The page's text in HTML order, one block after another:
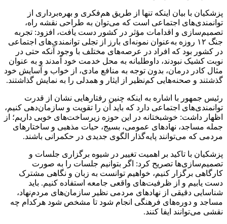
پزشکیان با بیان اینکه تنها از طریق هم‌فکری و بهره‌برداری از
توانمندی‌های اجتماعی است که می‌توان به طراحی نقشه راه،
تصمیم‌سازی و اقدامات مؤثر در کشور دست یافت، افزود: تجربه
جنگ ۱۲ روزه به‌عنوان نمونه‌ای بارز از تجلی توانمندی‌های اجتماعی
در کشور بود که افراد در عرصه‌های مختلف با وجود آنکه حتی در
نوبت کشیک نبودند، داوطلبانه به محل خدمت خود آمدند و به عنوان
مثال کادر درمان، بدون توجه به منافع مادی، از خواب و آسایش خود
گذشتند و صحنه‌هایی کم‌نظیر از ایثار و همدلی را به نمایش گذاشتند.
رئیس جمهور با اشاره به اینکه چنین رفتارهایی نشان از قدرت
توانمندی‌های اجتماعی دارد که باید آن را تقویت و سازمان‌دهی کنیم،
اظهار داشت: خوشبختانه در این حوزه زیرساخت‌های خوبی داریم؛ از
جمله مساجد، نهادهای عمومی، بسیج، حیات مذهبی و ساختارهای
مردمی که می‌توانند پایه‌گذار الگوی جدیدی در حکمرانی باشند.
پزشکیان با تاکید بر اهمیت تغییر در شیوه برگزاری جلسات و
تصمیم‌سازی‌ها تصریح کرد: اگر بتوانیم جلسات را به صورت
کارگاهی برگزار کنیم، خواهیم توانست به زبان و نگاهی مشترک
دست یابیم و از ظرفیت‌های واقعی جامعه استفاده کنیم. باید
شناسایی دقیقی از نهادهای مردمی نظیر سازمان‌های مردم‌نهاد،
مساجد و دوره‌های فرهنگی انجام شود تا مشخص شود هرکدام چه
نقشی می‌توانند ایفا کنند.